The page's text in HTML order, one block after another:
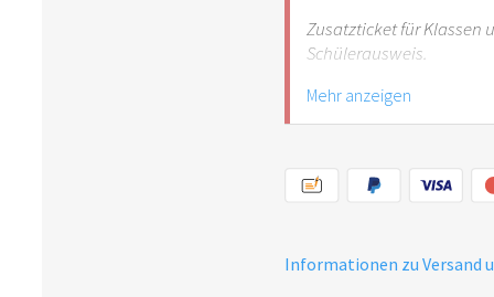
Zusatzticket für Klassen
Schülerausweis.
Hinweis: Für Kinder
empfehlenswert.
Mehr anzeigen
Informationen zu Versand